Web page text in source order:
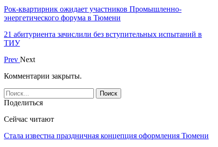
Рок-квартирник ожидает участников Промышленно-
энергетического форума в Тюмени
21 абитуриента зачислили без вступительных испытаний в
ТИУ
Prev Next
Комментарии закрыты.
Поделиться
Сейчас читают
Стала известна праздничная концепция оформления Тюмени